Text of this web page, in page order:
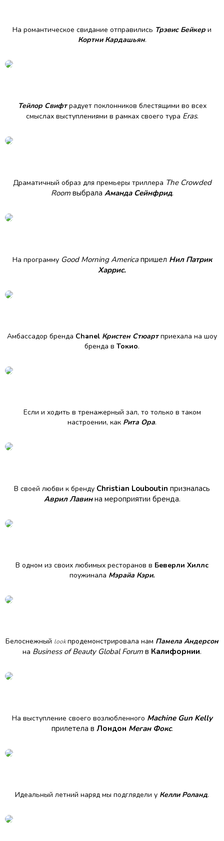
На романтическое свидание отправились Трэвис Бейкер и
Кортни Кардашьян.
Тейлор Свифтрадует поклонников блестящими во всех
смыслах выступлениями в рамках своего тура Eras.
Драматичный образ для премьеры триллера The Crowded
Roomвыбрала Аманда Сейнфрид.
На программу Good Morning Americaпришел Нил Патрик
Харрис.
Амбассадор бренда Chanel Кристен Стюартприехала на шоу
бренда в Токио.
Если и ходить в тренажерный зал, то только в таком
настроении, как Рита Ора.
В своей любви к бренду Christian Louboutin призналась
Аврил Лавинна мероприятии бренда.
В одном из своих любимых ресторанов в Беверли Хиллс
поужинала Мэрайа Кэри.
Белоснежный lookпродемонстрировала нам Памела Андерсон
на Business of Beauty Global Forum в Калифорнии.
На выступление своего возлюбленного Machine Gun Kelly
прилетела в Лондон Меган Фокс.
Идеальный летний наряд мы подглядели у Келли Роланд.